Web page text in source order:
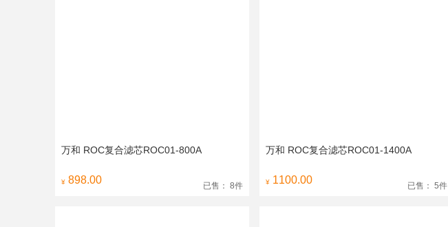
万和 ROC复合滤芯ROC01-800A
¥ 898.00 已售： 8件
万和 ROC复合滤芯ROC01-1400A
¥ 1100.00 已售： 5件